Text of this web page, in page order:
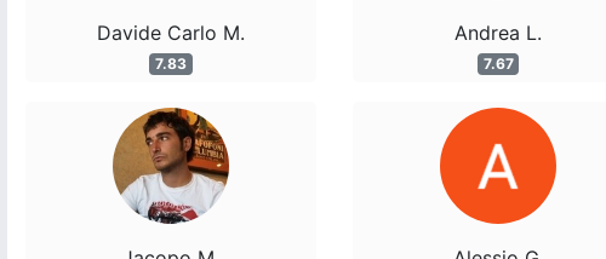
Davide Carlo M.
7.83
Andrea L.
7.67